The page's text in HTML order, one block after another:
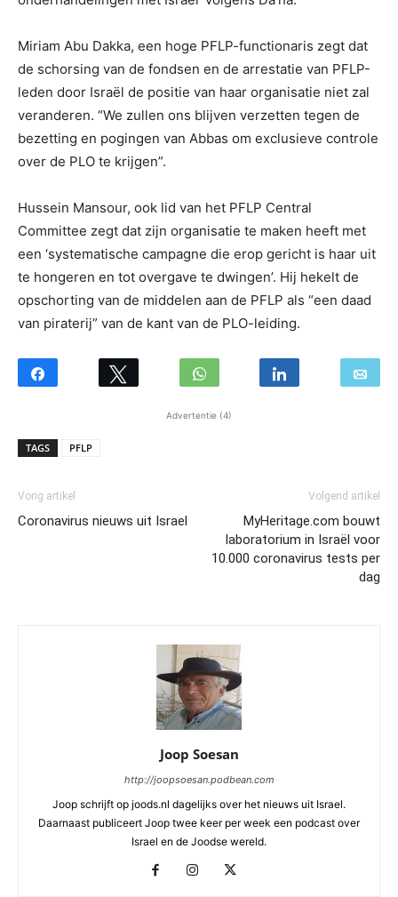
Miriam Abu Dakka, een hoge PFLP-functionaris zegt dat
de schorsing van de fondsen en de arrestatie van PFLP-
leden door Israël de positie van haar organisatie niet zal
veranderen. “We zullen ons blijven verzetten tegen de
bezetting en pogingen van Abbas om exclusieve controle
over de PLO te krijgen”.
Hussein Mansour, ook lid van het PFLP Central
Committee zegt dat zijn organisatie te maken heeft met
een ‘systematische campagne die erop gericht is haar uit
te hongeren en tot overgave te dwingen’. Hij hekelt de
opschorting van de middelen aan de PFLP als “een daad
van piraterij” van de kant van de PLO-leiding.
Advertentie (4)
TAGS PFLP
Vorig artikel
Coronavirus nieuws uit Israel
Volgend artikel
MyHeritage.com bouwt
laboratorium in Israël voor
10.000 coronavirus tests per
dag
Joop Soesan
http://joopsoesan.podbean.com
Joop schrijft op joods.nl dagelijks over het nieuws uit Israel.
Daarnaast publiceert Joop twee keer per week een podcast over
Israel en de Joodse wereld.